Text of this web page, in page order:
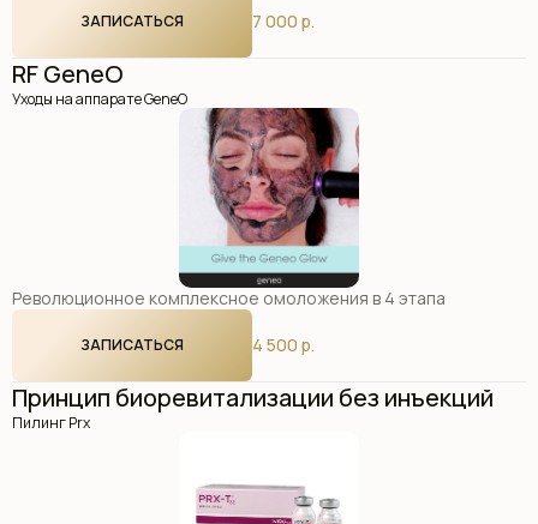
7 000 р.
ЗАПИСАТЬСЯ
RF GeneO
Уходы на аппарате GeneO
Революционное комплексное омоложения в 4 этапа
4 500 р.
ЗАПИСАТЬСЯ
Принцип биоревитализации без инъекций
Пилинг Prx